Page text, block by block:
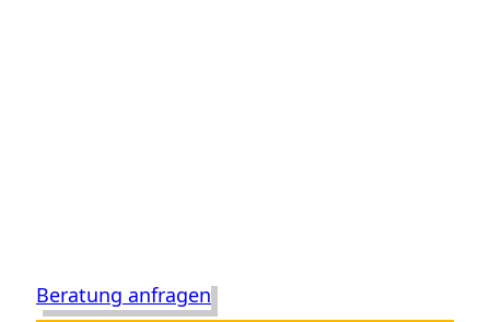
Beratung anfragen